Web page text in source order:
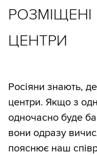
РОЗМІЩЕНІ
ЦЕНТРИ
Росіяни знають,
центри. Якщо з
одночасно буде
вони одразу
пояснює наш